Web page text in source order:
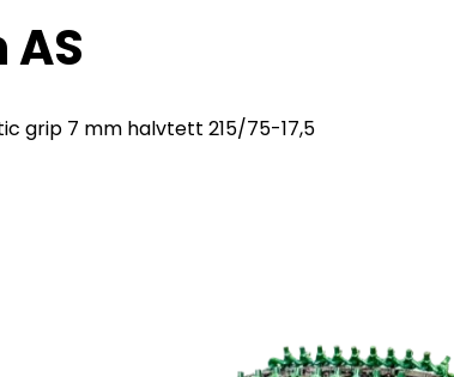
AS
grip 7 mm halvtett 215/75-17,5